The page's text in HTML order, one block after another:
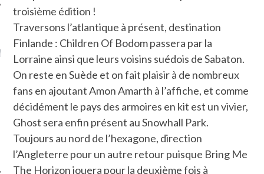
KARMA –
ANNIVERSAIRE
troisième édition !
Traversons l’atlantique à présent, destination
Finlande : Children Of Bodom passera par la
Lorraine ainsi que leurs voisins suédois de Sabaton.
On reste en Suède et on fait plaisir à de nombreux
fans en ajoutant Amon Amarth à l’affiche, et comme
décidément le pays des armoires en kit est un vivier,
Ghost sera enfin présent au Snowhall Park.
Toujours au nord de l’hexagone, direction
l’Angleterre pour un autre retour puisque Bring Me
The Horizon jouera pour la deuxième fois à